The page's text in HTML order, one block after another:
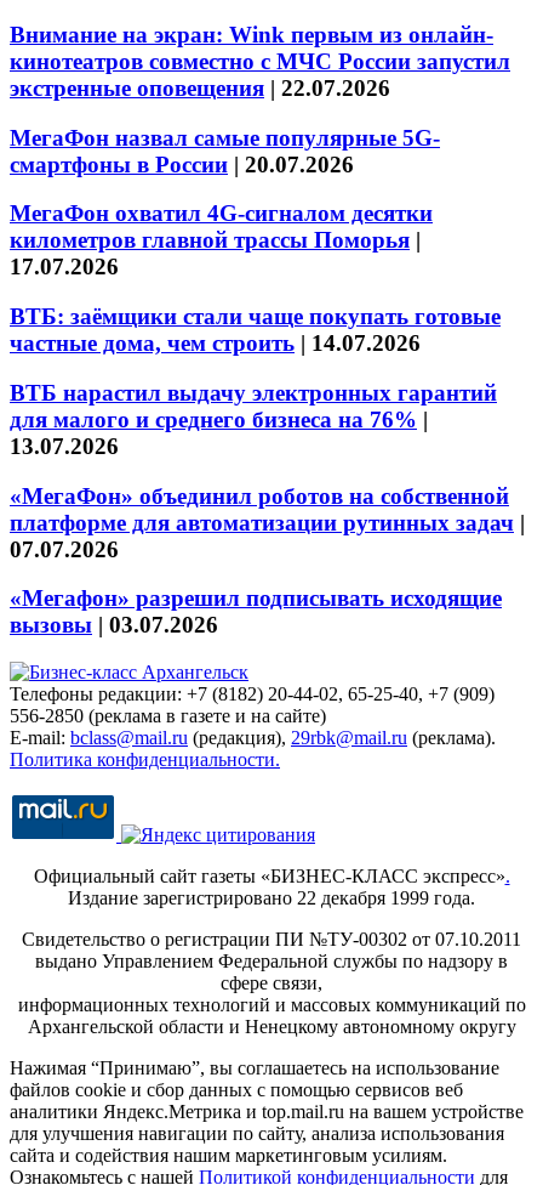
Внимание на экран: Wink первым из онлайн-
кинотеатров совместно с МЧС России запустил
экстренные оповещения | 22.07.2026
МегаФон назвал самые популярные 5G-
смартфоны в России | 20.07.2026
МегаФон охватил 4G-сигналом десятки
километров главной трассы Поморья |
17.07.2026
ВТБ: заёмщики стали чаще покупать готовые
частные дома, чем строить | 14.07.2026
ВТБ нарастил выдачу электронных гарантий
для малого и среднего бизнеса на 76% |
13.07.2026
«МегаФон» объединил роботов на собственной
платформе для автоматизации рутинных задач |
07.07.2026
«Мегафон» разрешил подписывать исходящие
вызовы | 03.07.2026
Телефоны редакции: +7 (8182) 20-44-02, 65-25-40, +7 (909)
556-2850 (реклама в газете и на сайте)
E-mail: bclass@mail.ru (редакция), 29rbk@mail.ru (реклама).
Политика конфиденциальности.
Официальный сайт газеты «БИЗНЕС-КЛАСС экспресс».
Издание зарегистрировано 22 декабря 1999 года.
Свидетельство о регистрации ПИ №ТУ-00302 от 07.10.2011
выдано Управлением Федеральной службы по надзору в
сфере связи,
информационных технологий и массовых коммуникаций по
Архангельской области и Ненецкому автономному округу
Нажимая “Принимаю”, вы соглашаетесь на использование
файлов cookie и сбор данных с помощью сервисов веб
аналитики Яндекс.Метрика и top.mail.ru на вашем устройстве
для улучшения навигации по сайту, анализа использования
сайта и содействия нашим маркетинговым усилиям.
Ознакомьтесь с нашей Политикой конфиденциальности для